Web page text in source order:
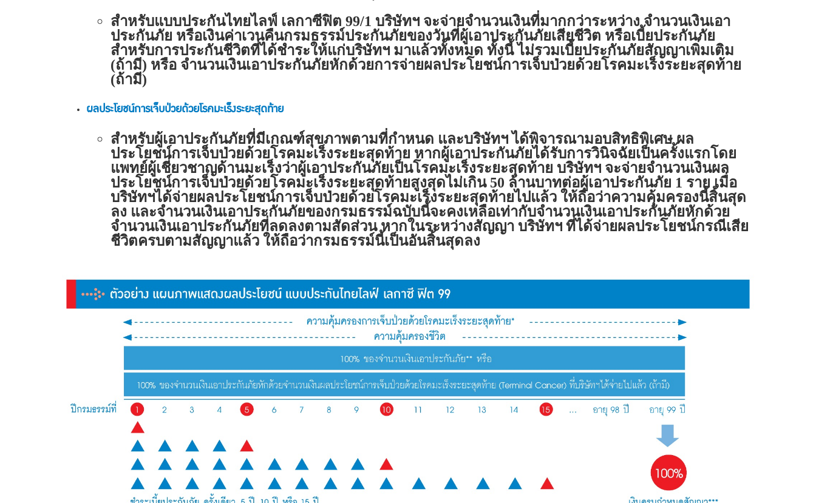
สำหรับแบบประกันไทยไลฟ์ เลกาซีฟิต 99/1 บริษัทฯ จะจ่ายจำนวนเงินที่มากกว่าระหว่าง จำนวนเงินเอา
ประกันภัย หรือเงินค่าเวนคืนกรมธรรม์ประกันภัยของวันที่ผู้เอาประกันภัยเสียชีวิต หรือเบี้ยประกันภัย
สำหรับการประกันชีวิตที่ได้ชำระให้แก่บริษัทฯ มาแล้วทั้งหมด ทั้งนี้ ไม่รวมเบี้ยประกันภัยสัญญาเพิ่มเติม
(ถ้ามี) หรือ จำนวนเงินเอาประกันภัยหักด้วยการจ่ายผลประโยชน์การเจ็บป่วยด้วยโรคมะเร็งระยะสุดท้าย
(ถ้ามี)
ผลประโยชน์การเจ็บป่วยด้วยโรคมะเร็งระยะสุดท้าย
สำหรับผู้เอาประกันภัยที่มีเกณฑ์สุขภาพตามที่กำหนด และบริษัทฯ ได้พิจารณามอบสิทธิพิเศษ ผล
ประโยชน์การเจ็บป่วยด้วยโรคมะเร็งระยะสุดท้าย หากผู้เอาประกันภัยได้รับการวินิจฉัยเป็นครั้งแรกโดย
แพทย์ผู้เชี่ยวชาญด้านมะเร็งว่าผู้เอาประกันภัยเป็นโรคมะเร็งระยะสุดท้าย บริษัทฯ จะจ่ายจำนวนเงินผล
ประโยชน์การเจ็บป่วยด้วยโรคมะเร็งระยะสุดท้ายสูงสุดไม่เกิน 50 ล้านบาทต่อผู้เอาประกันภัย 1 ราย เมื่อ
บริษัทฯได้จ่ายผลประโยชน์การเจ็บป่วยด้วยโรคมะเร็งระยะสุดท้ายไปแล้ว ให้ถือว่าความคุ้มครองนี้สิ้นสุด
ลง และจำนวนเงินเอาประกันภัยของกรมธรรม์ฉบับนี้จะคงเหลือเท่ากับจำนวนเงินเอาประกันภัยหักด้วย
จำนวนเงินเอาประกันภัยที่ลดลงตามสัดส่วน หากในระหว่างสัญญา บริษัทฯ ที่ได้จ่ายผลประโยชน์กรณีเสีย
ชีวิตครบตามสัญญาแล้ว ให้ถือว่ากรมธรรม์นี้เป็นอันสิ้นสุดลง